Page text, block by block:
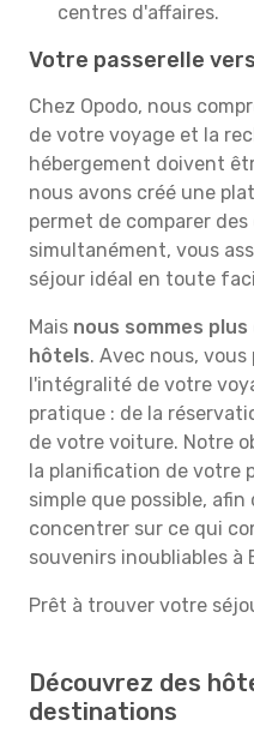
centres d'affaires.
Votre passerelle
Chez Opodo, nous
de votre voyage et la
hébergement doivent
nous avons créé une
permet de comparer
simultanément, vous
séjour idéal en toute
Mais nous sommes
hôtels. Avec nous,
l'intégralité de votre
pratique : de la
de votre voiture. Notre
la planification de votre
simple que possible,
concentrer sur ce qui
souvenirs inoubliables à
Prêt à trouver votre
Découvrez des
destinations